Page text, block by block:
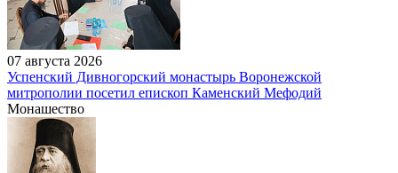
07 августа 2026
Успенский Дивногорский монастырь Воронежской
митрополии посетил епископ Каменский Мефодий
Монашество